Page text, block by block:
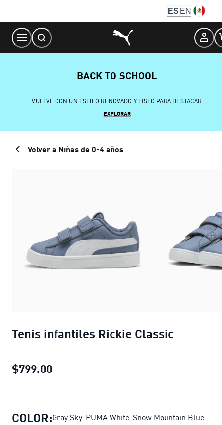
Content
ES EN
BACK TO SCHOOL
VUELVE CON UN ESTILO RENOVADO Y LISTO PARA DESTACAR
EXPLORAR
Volver a Niñas de 0-4 años
Tenis infantiles Rickie Classic
$799.00
COLOR:Gray Sky-PUMA White-Snow Mountain Blue